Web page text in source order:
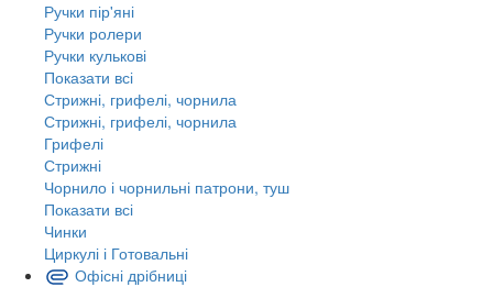
Ручки пір'яні
Ручки ролери
Ручки кулькові
Показати всі
Стрижні, грифелі, чорнила
Стрижні, грифелі, чорнила
Грифелі
Стрижні
Чорнило і чорнильні патрони, туш
Показати всі
Чинки
Циркулі і Готовальні
Офісні дрібниці